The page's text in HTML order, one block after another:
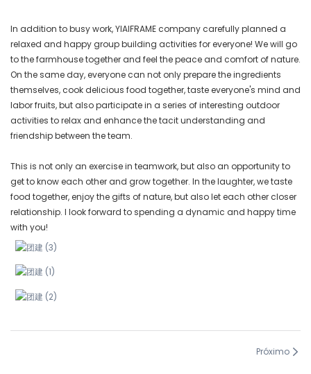
In addition to busy work, YIAIFRAME company carefully planned a
relaxed and happy group building activities for everyone! We will go
to the farmhouse together and feel the peace and comfort of nature.
On the same day, everyone can not only prepare the ingredients
themselves, cook delicious food together, taste everyone's mind and
labor fruits, but also participate in a series of interesting outdoor
activities to relax and enhance the tacit understanding and
friendship between the team.
This is not only an exercise in teamwork, but also an opportunity to
get to know each other and grow together. In the laughter, we taste
food together, enjoy the gifts of nature, but also let each other closer
relationship. I look forward to spending a dynamic and happy time
with you!
Próximo